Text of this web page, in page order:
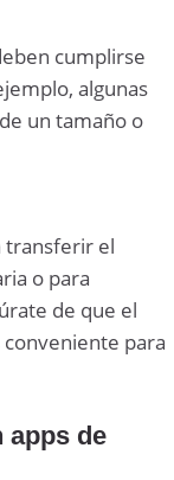
cumplirse
algunas
un tamaño o
transferir el
o para
de que el
para
apps de